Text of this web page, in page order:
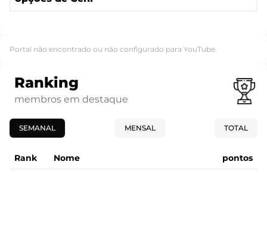
Portal não encontrado ou não configurado para YouTube.
Ranking
membros em destaque
SEMANAL MENSAL TOTAL
Rank Nome pontos